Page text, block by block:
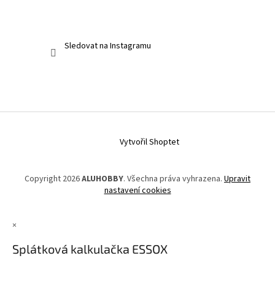
Sledovat na Instagramu
Vytvořil Shoptet
Copyright 2026ALUHOBBY. Všechna práva vyhrazena. Upravit
nastavení cookies
×
Splátková kalkulačka ESSOX